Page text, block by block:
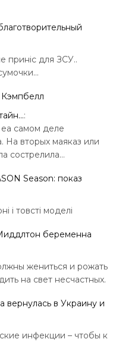
приніс для ЗСУ..
:
самом деле
На вторых маяказ или
сострелила…
Season: показ
і товсті моделі
беременна
жениться и рожать
на свет несчастных.
вернулась в Украину и
инфекции – чтобы к